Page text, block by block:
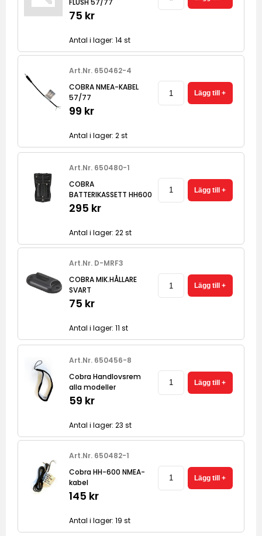
FLUSH 57/77
75 kr
Antal i lager: 14 st
Art.Nr. 650462-4
COBRA NMEA-KABEL
57/77
99 kr
Antal i lager: 2 st
Art.Nr. 650480-1
COBRA
BATTERIKASSETT HH600
295 kr
Antal i lager: 22 st
Art.Nr. D-MRF3
COBRA MIK.HÅLLARE
SVART
75 kr
Antal i lager: 11 st
Art.Nr. 650456-8
Cobra Handlovsrem
alla modeller
59 kr
Antal i lager: 23 st
Art.Nr. 650482-1
Cobra HH-600 NMEA-
kabel
145 kr
Antal i lager: 19 st